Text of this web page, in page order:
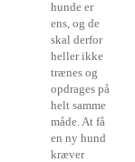
hunde er
ens, og de
skal derfor
heller ikke
trænes og
opdrages på
helt samme
måde. At få
en ny hund
kræver